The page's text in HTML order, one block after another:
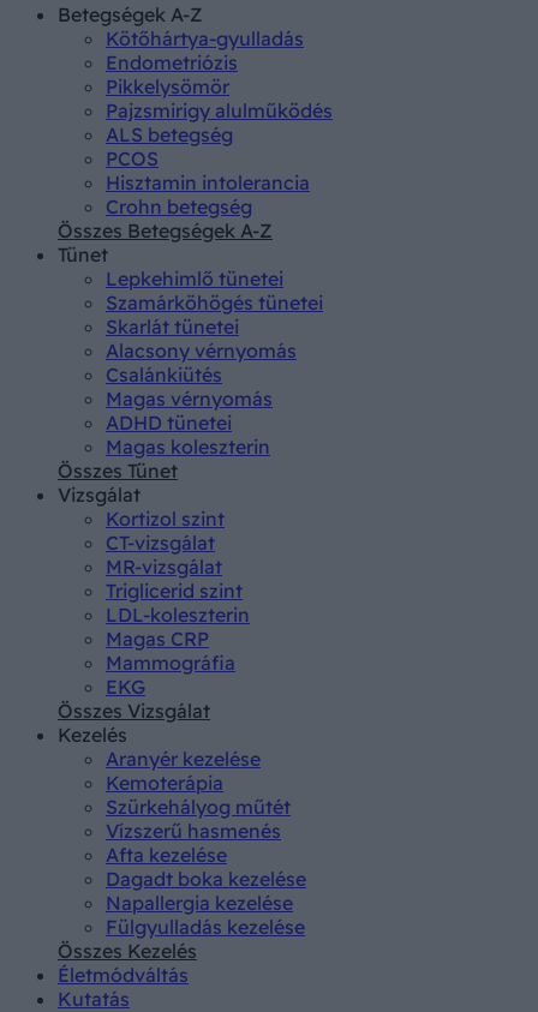
Betegségek A-Z
Kötőhártya-gyulladás
Endometriózis
Pikkelysömör
Pajzsmirigy alulműködés
ALS betegség
PCOS
Hisztamin intolerancia
Crohn betegség
Összes Betegségek A-Z
Tünet
Lepkehimlő tünetei
Szamárköhögés tünetei
Skarlát tünetei
Alacsony vérnyomás
Csalánkiütés
Magas vérnyomás
ADHD tünetei
Magas koleszterin
Összes Tünet
Vizsgálat
Kortizol szint
CT-vizsgálat
MR-vizsgálat
Triglicerid szint
LDL-koleszterin
Magas CRP
Mammográfia
EKG
Összes Vizsgálat
Kezelés
Aranyér kezelése
Kemoterápia
Szürkehályog műtét
Vízszerű hasmenés
Afta kezelése
Dagadt boka kezelése
Napallergia kezelése
Fülgyulladás kezelése
Összes Kezelés
Életmódváltás
Kutatás